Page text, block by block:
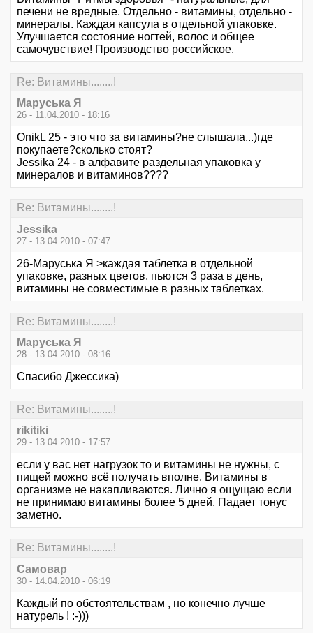
печени не вредные. Отдельно - витамины, отдельно -
минералы. Каждая капсула в отдельной упаковке.
Улучшается состояние ногтей, волос и общее
самочувствие! Производство российское.
Re: Витамины........!
Маруська Я
26 - 11.04.2010 - 18:16
OnikL 25 - это что за витамины?не слышала...)где
покупаете?сколько стоят?
Jessika 24 - в алфавите раздельная упаковка у
минералов и витаминов????
Re: Витамины........!
Jessika
27 - 13.04.2010 - 07:47
26-Маруська Я >каждая таблетка в отдельной
упаковке, разных цветов, пьются 3 раза в день,
витамины не совместимые в разных таблетках.
Re: Витамины........!
Маруська Я
28 - 13.04.2010 - 08:16
Спасибо Джессика)
Re: Витамины........!
rikitiki
29 - 13.04.2010 - 17:57
если у вас нет нагрузок то и витамины не нужны, с
пищей можно всё получать вполне. Витамины в
организме не накапливаются. Лично я ощущаю если
не принимаю витамины более 5 дней. Падает тонус
заметно.
Re: Витамины........!
Самовар
30 - 14.04.2010 - 06:19
Каждый по обстоятельствам , но конечно лучше
натурель ! :-)))